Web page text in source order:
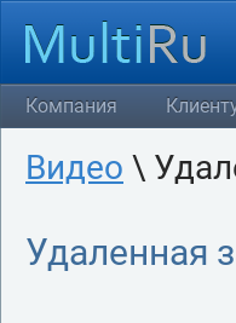
Компания
Видео \
Удаленная